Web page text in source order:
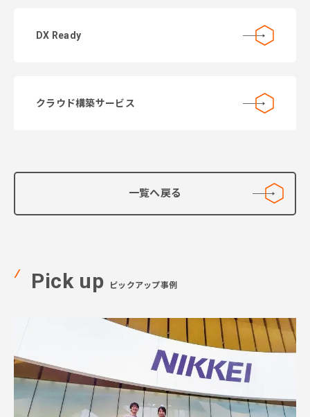
DX Ready
クラウド構築サービス
一覧へ戻る
Pick up ピックアップ事例